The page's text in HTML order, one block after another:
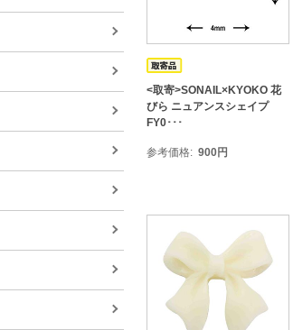
<取寄>SONAIL×KYOKO 花
びら ニュアンスシェイプ
FY0･･･
参考価格 900円